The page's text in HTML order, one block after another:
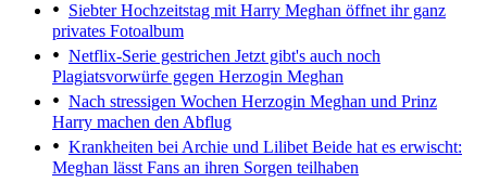
Siebter Hochzeitstag mit Harry Meghan öffnet ihr ganz
privates Fotoalbum
Netflix-Serie gestrichen Jetzt gibt's auch noch
Plagiatsvorwürfe gegen Herzogin Meghan
Nach stressigen Wochen Herzogin Meghan und Prinz
Harry machen den Abflug
Krankheiten bei Archie und Lilibet Beide hat es erwischt:
Meghan lässt Fans an ihren Sorgen teilhaben